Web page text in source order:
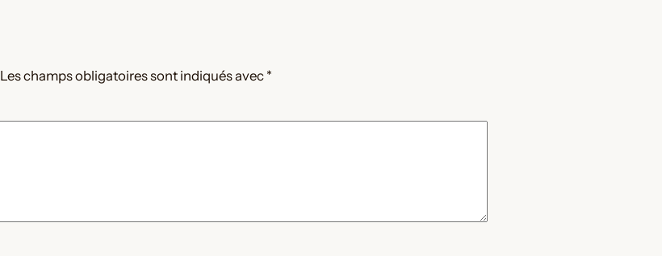
Les champs obligatoires sont indiqués avec *